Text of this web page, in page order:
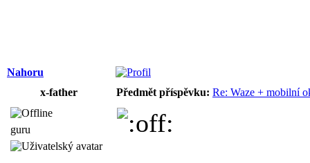
Nahoru
x-father
Předmět příspěvku: Re: Waze + mobilní
guru